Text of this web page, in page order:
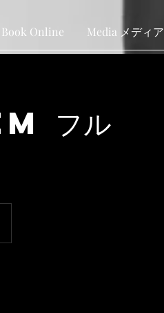
Book Online Media メディア
フル